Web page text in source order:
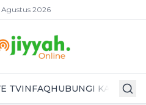
2026
TVINFAQHUBUNGI KAMI